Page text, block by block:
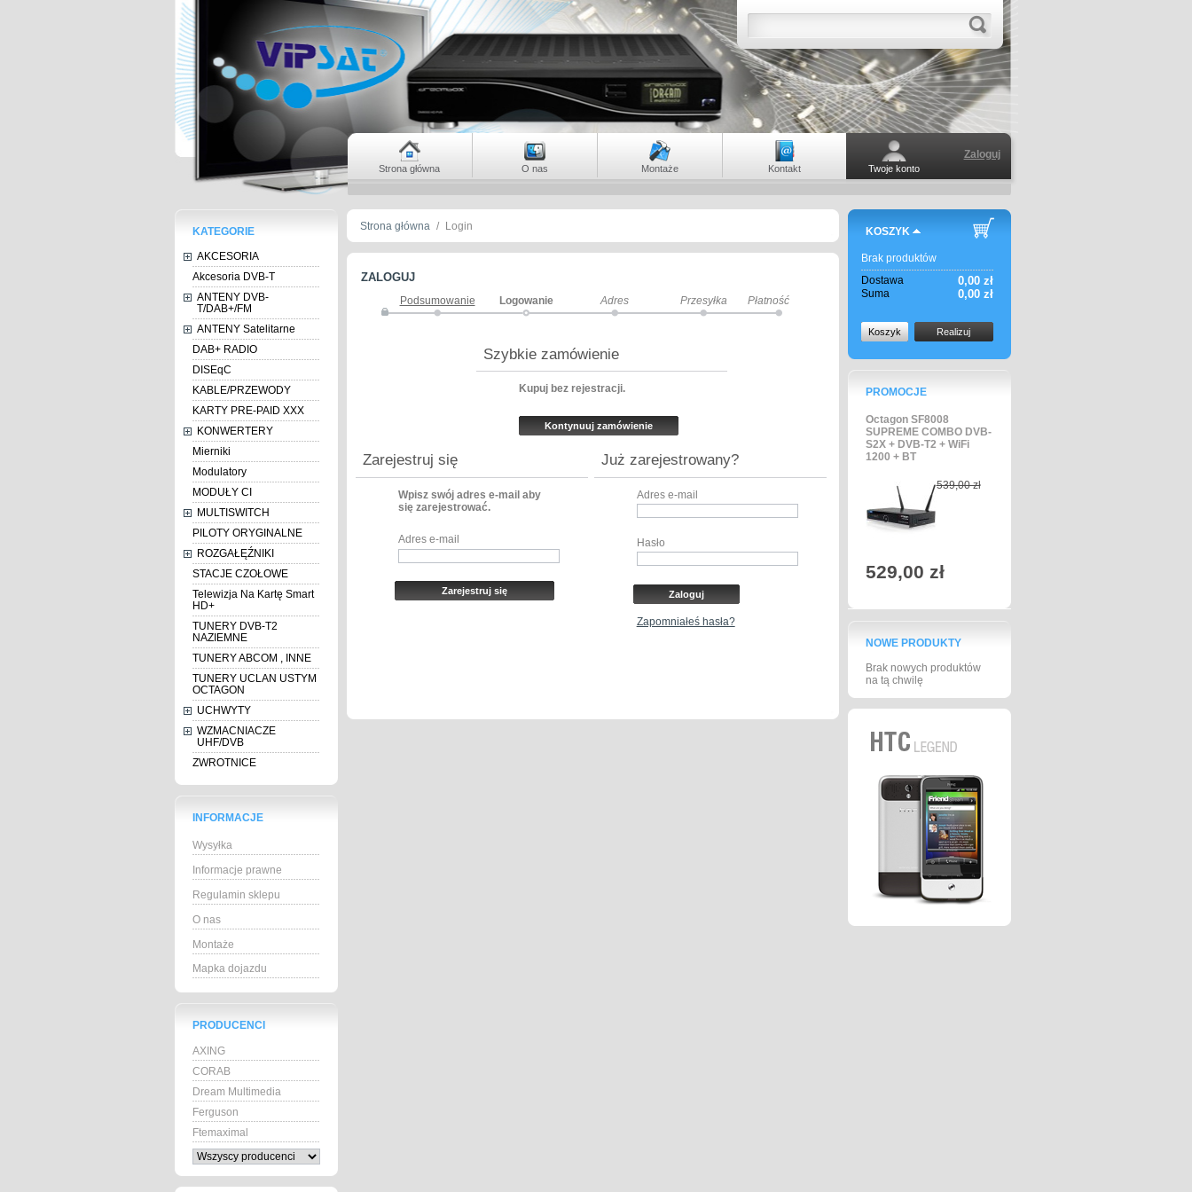
Strona główna O nas Montaże Kontakt
Zaloguj
Twoje konto
KATEGORIE
AKCESORIA
Akcesoria DVB-T
ANTENY DVB-
T/DAB+/FM
ANTENY Satelitarne
DAB+ RADIO
DISEqC
KABLE/PRZEWODY
KARTY PRE-PAID XXX
KONWERTERY
Mierniki
Modulatory
MODUŁY CI
MULTISWITCH
PILOTY ORYGINALNE
ROZGAŁĘŹNIKI
STACJE CZOŁOWE
Telewizja Na Kartę Smart
HD+
TUNERY DVB-T2
NAZIEMNE
TUNERY ABCOM , INNE
TUNERY UCLAN USTYM
OCTAGON
UCHWYTY
WZMACNIACZE
UHF/DVB
ZWROTNICE
INFORMACJE
Wysyłka
Informacje prawne
Regulamin sklepu
O nas
Montaże
Mapka dojazdu
PRODUCENCI
AXING
CORAB
Dream Multimedia
Ferguson
Ftemaximal
Strona główna / Login
ZALOGUJ
Podsumowanie Logowanie Adres Przesyłka Płatność
Szybkie zamówienie
Kupuj bez rejestracji.
Zarejestruj się
Wpisz swój adres e-mail aby
się zarejestrować.
Adres e-mail
Już zarejestrowany?
Adres e-mail
Hasło
Zapomniałeś hasła?
KOSZYK
Brak produktów
Dostawa
0,00 zł
Suma 0,00 zł
Koszyk Realizuj
PROMOCJE
Octagon SF8008
SUPREME COMBO DVB-
S2X + DVB-T2 + WiFi
1200 + BT
539,00 zł
529,00 zł
NOWE PRODUKTY
Brak nowych produktów
na tą chwilę